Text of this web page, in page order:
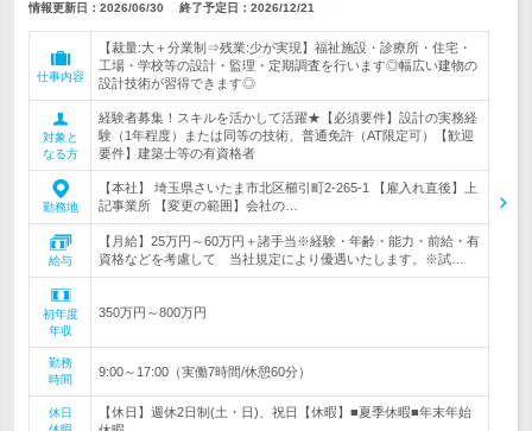
情報更新日：2026/06/30 終了予定日： 2026/12/21
仕事内容
【裁量:大＋分業制⇒残業:少が実現】福祉施設・診療所・住宅・
工場・学校等の設計・監理・定期調査を行います◎幅広い建物の
設計技術が習得できます◎
対象と
なる方
経験者募集！スキルを活かして活躍★【必須要件】設計の実務経
験（1年程度）または同等の技術、普通免許（AT限定可）【歓迎
要件】建築士等の有資格者
勤務地
【本社】 埼玉県さいたま市北区櫛引町2-265-1 【雇入れ直後】上
記事業所 【変更の範囲】会社の…
給与
【月給】25万円～60万円＋諸手当※経験・年齢・能力・前給・有
資格などを考慮して 当社規定により優遇いたします。※試…
初年度
年収
350万円～800万円
勤務
時間
9:00～17:00（実働7時間/休憩60分）
休日
【休日】週休2日制(土・日)、祝日【休暇】■夏季休暇■年末年始